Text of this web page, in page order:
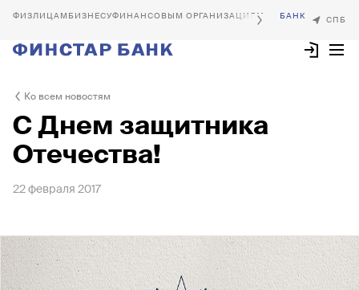
БИЗНЕСУФИНАНСОВЫМ ОРГАНИЗАЦИЯМ
Ко всем новостям
С Днем защитника
Отечества!
22 февраля 2017